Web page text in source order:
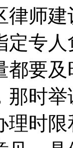
律师
定专
都要
那时
理时